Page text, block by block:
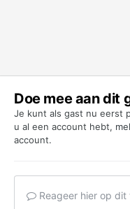
Doe mee aan dit
Je kunt als gast nu eerst
u al een account hebt,
account.
Reageer hier op dit